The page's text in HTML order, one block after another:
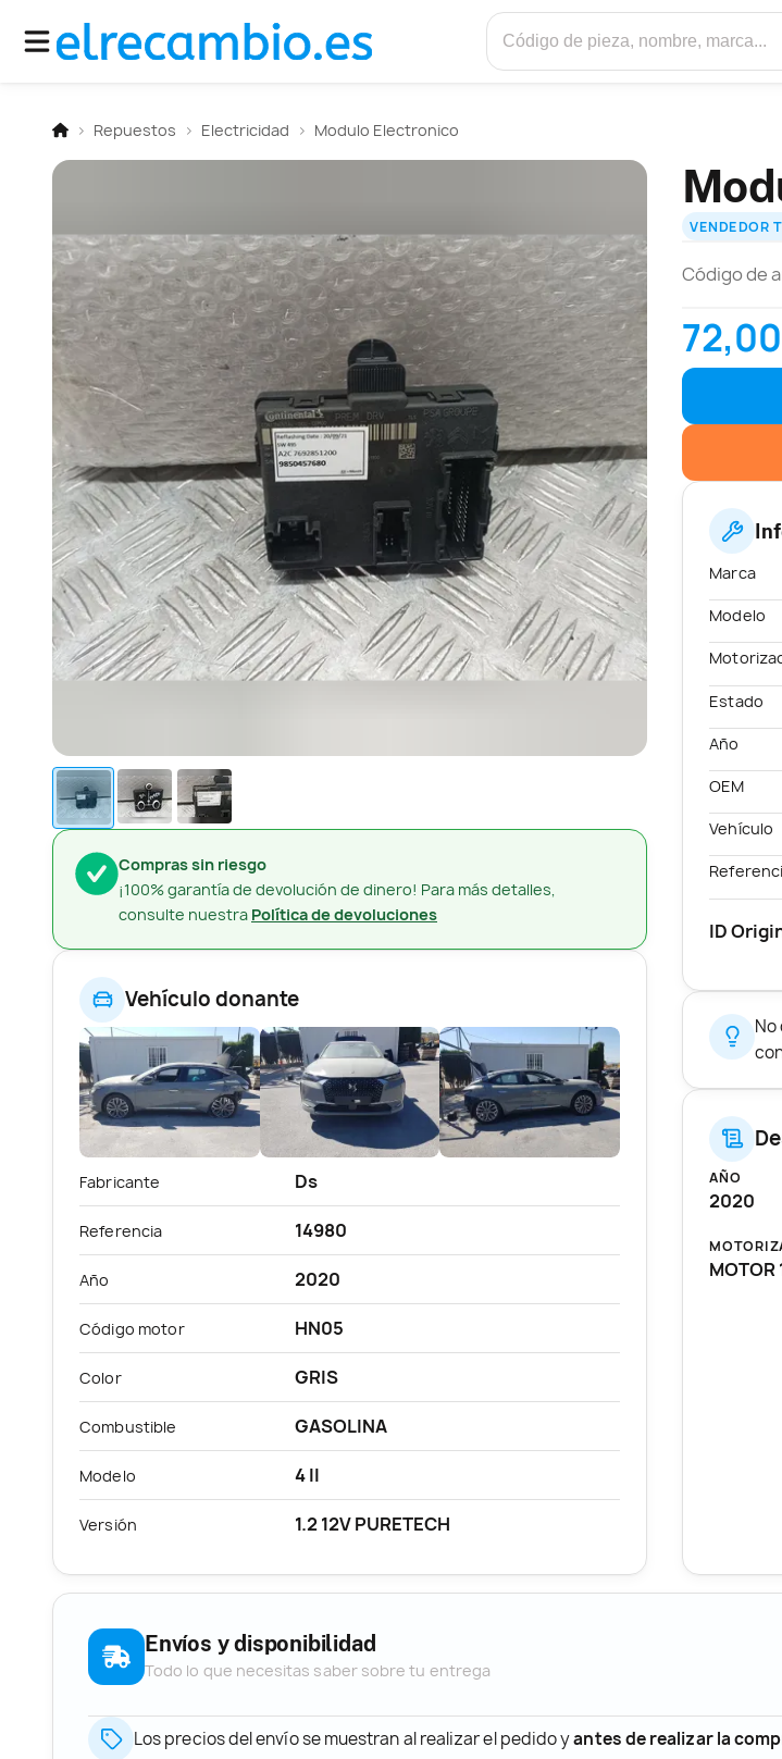
Repuestos Electricidad Modulo Electronico
Compras sin riesgo
¡100% garantía de devolución de dinero! Para más detalles,
consulte nuestra Política de devoluciones
Vehículo donante
Fabricante Ds
Referencia 14980
Año 2020
Código motor HN05
Color GRIS
Combustible GASOLINA
Modelo 4 II
Versión 1.2 12V PURETECH
VENDEDOR
Código de
Marca
Modelo
Estado
Año
OEM
Vehículo
ID
AÑO
2020
MOTOR
Envíos y disponibilidad
Todo lo que necesitas saber sobre tu entrega
Los precios del envío se muestran al realizar el pedido yantes de realizar la